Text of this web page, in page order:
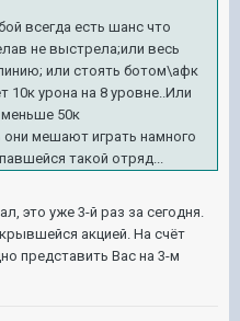
всегда есть шанс что
не выстрела;или весь
или стоять ботом\афк
10к урона на 8 уровне..Или
меньше 50к
они мешают играть намного
такой отряд...
это уже 3-й раз за сегодня.
акцией. На счёт
представить Вас на 3-м